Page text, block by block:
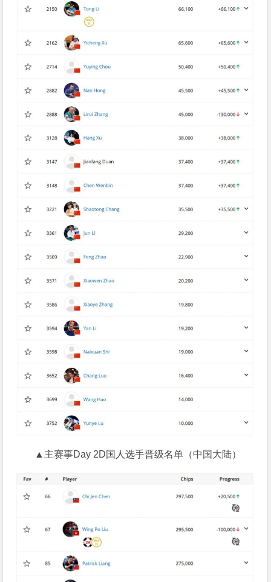
▲主赛事Day 2D国人选手晋级名单（中国大陆）